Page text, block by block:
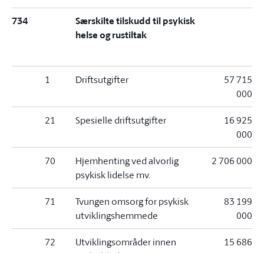
734
Særskilte tilskudd til psykisk
helse og rustiltak
1 Driftsutgifter
57 715
000
21 Spesielle driftsutgifter
16 925
000
70
Hjemhenting ved alvorlig
psykisk lidelse mv.
2 706 000
71
Tvungen omsorg for psykisk
utviklingshemmede
83 199
000
72
Utviklingsområder innen
15 686